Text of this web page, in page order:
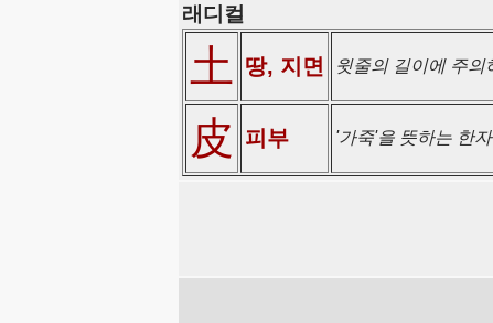
래디컬
土 땅, 지면 윗줄의 길이에 주의
皮 피부 '가죽'을 뜻하는 한